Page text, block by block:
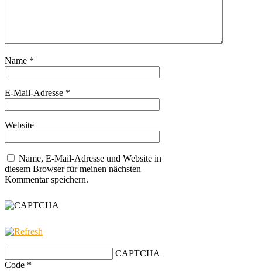
Name *
E-Mail-Adresse *
Website
Name, E-Mail-Adresse und Website in
diesem Browser für meinen nächsten
Kommentar speichern.
CAPTCHA
Code *